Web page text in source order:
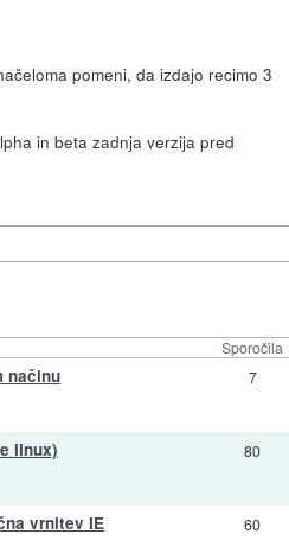
pomeni, da izdajo recimo 3
in beta zadnja verzija pred
Sporočila
načinu 7
linux) 80
vrnitev IE 60